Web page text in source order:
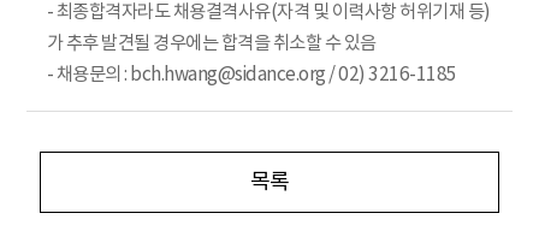
- 최종합격자라도 채용결격사유(자격 및 이력사항 허위기재 등)
가 추후 발견될 경우에는 합격을 취소할 수 있음
- 채용문의 : bch.hwang@sidance.org / 02) 3216-1185
목록